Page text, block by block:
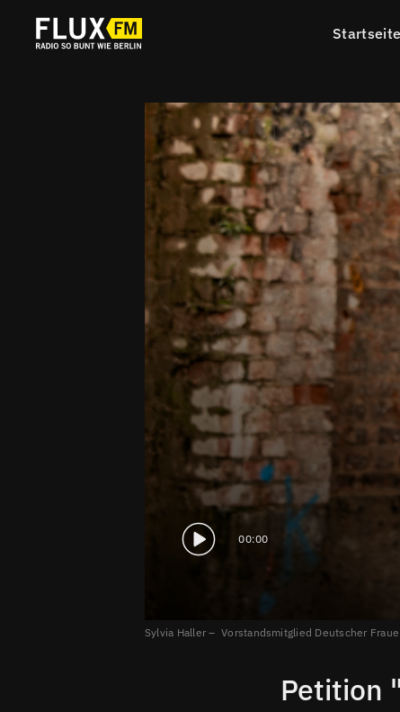
Startseite
00:00
Sylvia Haller – Vorstandsmitglied Deutscher
Petition